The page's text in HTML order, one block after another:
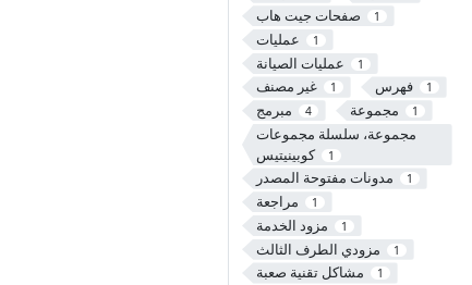
صفحات جيت هاب 1
عمليات 1
عمليات الصيانة 1
غير مصنف 1 فهرس 1
مبرمج 4 مجموعة 1
مجموعة، سلسلة مجموعات
كوبينيتيس
1
مدونات مفتوحة المصدر 1
مراجعة 1
مزود الخدمة 1
مزودي الطرف الثالث 1
مشاكل تقنية صعبة 1